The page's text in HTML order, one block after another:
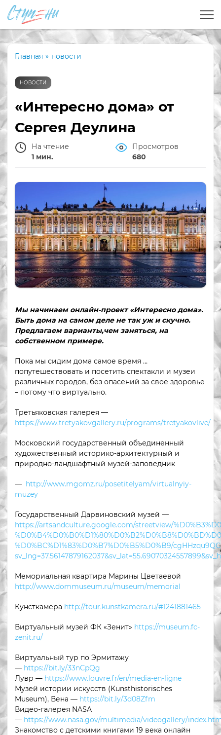
Главная » новости
НОВОСТИ
«Интересно дома» от
Сергея Деулина
На чтение
1 мин.
Просмотров
680
Мы начинаем онлайн-проект «Интересно дома».
Быть дома на самом деле не так уж и скучно.
Предлагаем варианты,чем заняться, на
собственном примере.
Пока мы сидим дома самое время …
попутешествовать и посетить спектакли и музеи
различных городов, без опасений за свое здоровье
– потому что виртуально.
Третьяковская галерея —
https://www.tretyakovgallery.ru/programs/tretyakovlive/
Московский государственный объединенный
художественный историко-архитектурный и
природно-ландшафтный музей-заповедник
— http://www.mgomz.ru/posetitelyam/virtualnyiy-
muzey
Государственный Дарвиновский музей —
https://artsandculture.google.com/streetview/
%D0%BC%D1%83%D0%B7%D0%B5%D0%B9/
Мемориальная квартира Марины Цветаевой
http://www.dommuseum.ru/museum/memorial
Кунсткамера http://tour.kunstkamera.ru/#1241881465
Виртуальный музей ФК «Зенит» https://museum.fc-
zenit.ru/
Виртуальный тур по Эрмитажу
— https://bit.ly/33nCpQg
Лувр — https://www.louvre.fr/en/media-en-ligne
Музей истории искусств (Kunsthistorisches
Museum), Вена — https://bit.ly/3d08Zfm
Видео-галерея NASA
— https://www.nasa.gov/multimedia/videogallery/
Знакомство с детскими книгами 19 века онлайн